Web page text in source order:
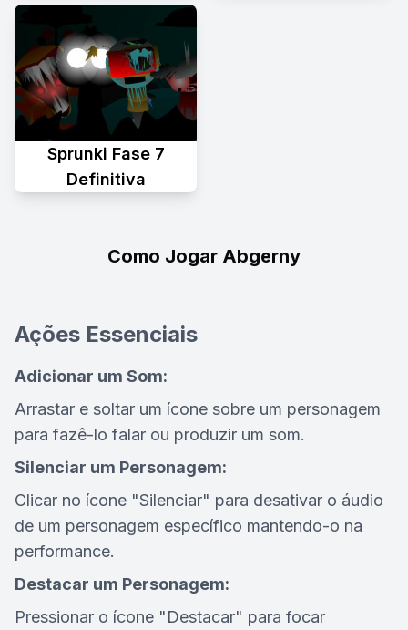
Sprunki Fase 7
Definitiva
Como Jogar Abgerny
Ações Essenciais
Adicionar um Som:
Arrastar e soltar um ícone sobre um personagem
para fazê-lo falar ou produzir um som.
Silenciar um Personagem:
Clicar no ícone "Silenciar" para desativar o áudio
de um personagem específico mantendo-o na
performance.
Destacar um Personagem:
Pressionar o ícone "Destacar" para focar